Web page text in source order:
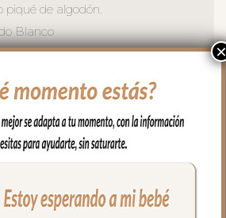
piqué de algodón.
Blanco
fácil de limpiar por
en lavadora
no abrasivos y
de doble carro al
las cositas de tu bebé
×